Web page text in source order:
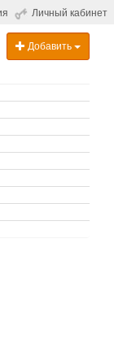
Личный кабинет
Добавить